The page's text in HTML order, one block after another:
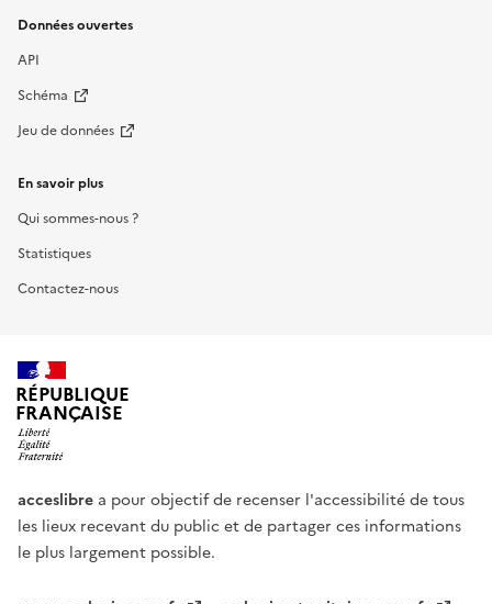
Données ouvertes
API
Schéma
Jeu de données
En savoir plus
Qui sommes-nous ?
Statistiques
Contactez-nous
RÉPUBLIQUE
FRANÇAISE
acceslibre a pour objectif de recenser l'accessibilité de tous
les lieux recevant du public et de partager ces informations
le plus largement possible.